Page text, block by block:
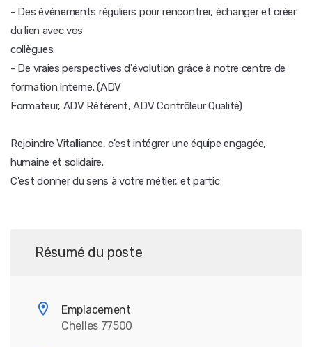
- Des événements réguliers pour rencontrer, échanger et créer
du lien avec vos
collègues.
- De vraies perspectives d'évolution grâce à notre centre de
formation interne. (ADV
Formateur, ADV Référent, ADV Contrôleur Qualité)
Rejoindre Vitalliance, c'est intégrer une équipe engagée,
humaine et solidaire.
C'est donner du sens à votre métier, et partic
Résumé du poste
Emplacement
Chelles 77500